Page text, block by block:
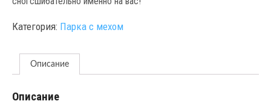
Категория: Парка с мехом
Описание
Описание